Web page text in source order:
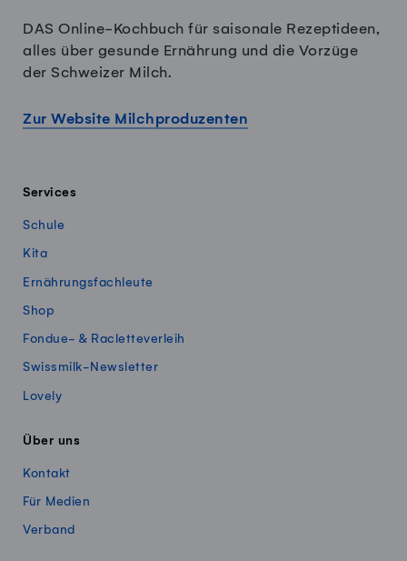
DAS Online-Kochbuch für saisonale Rezeptideen,
alles über gesunde Ernährung und die Vorzüge
der Schweizer Milch.
Zur Website Milchproduzenten
Services
Schule
Kita
Ernährungsfachleute
Shop
Fondue- & Racletteverleih
Swissmilk-Newsletter
Lovely
Über uns
Kontakt
Für Medien
Verband